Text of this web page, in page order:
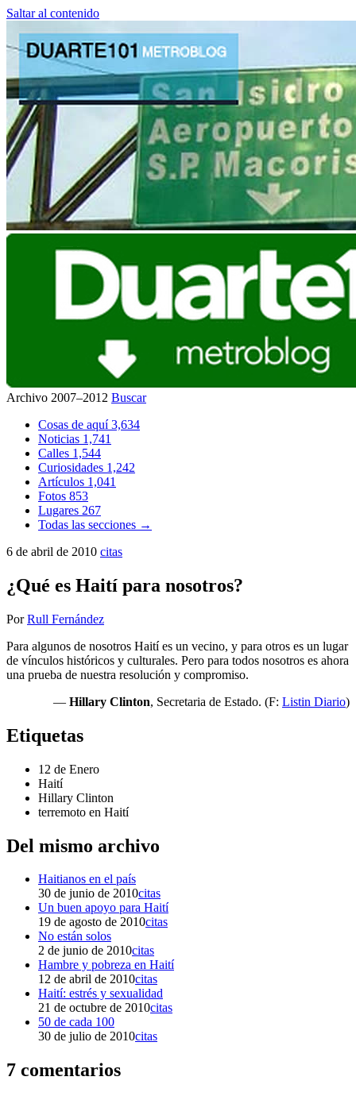
Saltar al contenido
Archivo 2007–2012 Buscar
Cosas de aquí3,634
Noticias 1,741
Calles 1,544
Curiosidades 1,242
Artículos 1,041
Fotos 853
Lugares 267
Todas las secciones →
6 de abril de 2010 citas
¿Qué es Haití para nosotros?
PorRull Fernández
Para algunos de nosotros Haití es un vecino, y para otros es un lugar
de vínculos históricos y culturales. Pero para todos nosotros es ahora
una prueba de nuestra resolución y compromiso.
— Hillary Clinton, Secretaria de Estado. (F: Listin Diario)
Etiquetas
12 de Enero
Haití
Hillary Clinton
terremoto en Haití
Del mismo archivo
Haitianos en el país
30 de junio de 2010citas
Un buen apoyo para Haití
19 de agosto de 2010citas
No están solos
2 de junio de 2010citas
Hambre y pobreza en Haití
12 de abril de 2010citas
Haití: estrés y sexualidad
21 de octubre de 2010citas
50 de cada 100
30 de julio de 2010citas
7 comentarios